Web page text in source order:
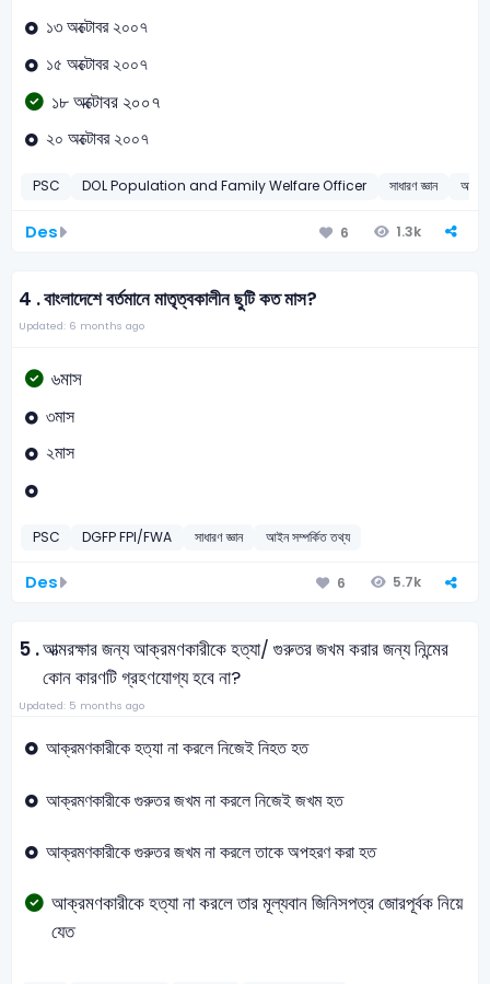
১৩ অক্টোবর ২০০৭
১৫ অক্টোবর ২০০৭
১৮ অক্টোবর ২০০৭
২০ অক্টোবর ২০০৭
PSC DOL Population and Family Welfare Officer সাধারণ জ্ঞান আইন
Des 6 1.3k
4 .বাংলাদেশে বর্তমানে মাতৃত্বকালীন ছুটি কত মাস?
Updated: 6 months ago
৬মাস
৩মাস
২মাস
PSC DGFP FPI/FWA সাধারণ জ্ঞান আইন সম্পর্কিত তথ্য
Des 6 5.7k
5 .আত্মরক্ষার জন্য আক্রমণকারীকে হত্যা/ গুরুতর জখম করার জন্য নিন্মের
কোন কারণটি গ্রহণযোগ্য হবে না?
Updated: 5 months ago
আক্রমণকারীকে হত্যা না করলে নিজেই নিহত হত
আক্রমণকারীকে গুরুতর জখম না করলে নিজেই জখম হত
আক্রমণকারীকে গুরুতর জখম না করলে তাকে অপহরণ করা হত
আক্রমণকারীকে হত্যা না করলে তার মূল্যবান জিনিসপত্র জোরপূর্বক নিয়ে
যেত